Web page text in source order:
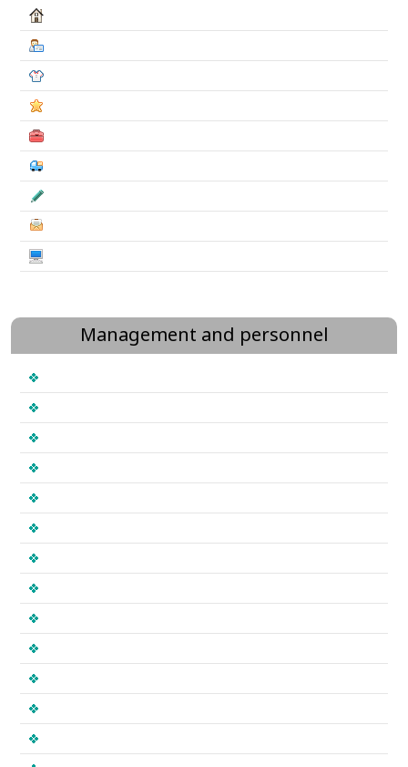
Management and personnel